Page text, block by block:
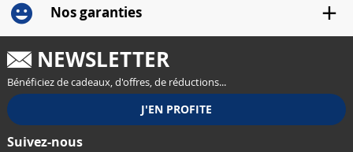
Nos garanties
NEWSLETTER
Bénéficiez de cadeaux, d'offres, de réductions...
Suivez-nous